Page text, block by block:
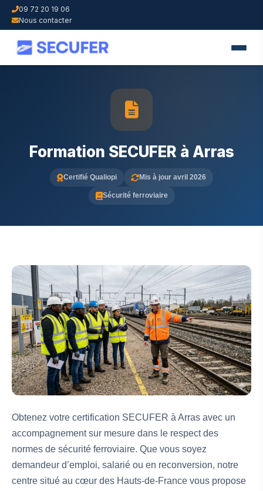
09 72 20 19 06
Nous contacter
Formation SECUFER à Arras
Certifié Qualiopi Mis à jour avril 2026
Sécurité ferroviaire
Obtenez votre certification SECUFER à Arras avec un
accompagnement sur mesure dans le respect des
normes de sécurité ferroviaire. Que vous soyez
demandeur d’emploi, salarié ou en reconversion, notre
centre situé au cœur des Hauts-de-France vous propose